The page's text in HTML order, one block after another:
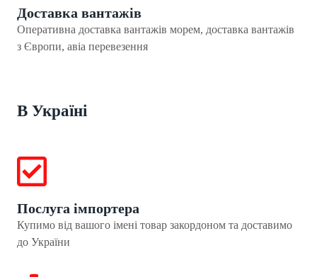
Доставка вантажів
Оперативна доставка вантажів морем, доставка вантажів
з Європи, авіа перевезення
В Україні
Послуга імпортера
Купимо від вашого імені товар закордоном та доставимо
до України